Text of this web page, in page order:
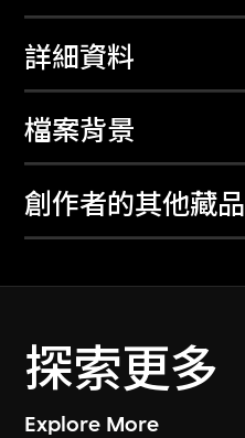
詳細資料
檔案背景
創作者的其他藏品
探索更多
Explore More